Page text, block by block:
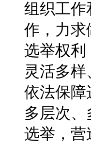
组织工作
作，力求
选举权利
灵活多
依法保障
多层次
选举，营